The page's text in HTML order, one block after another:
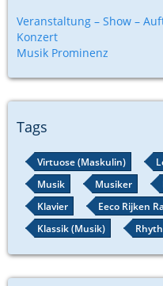
Veranstaltung – Show –
Konzert
Musik Prominenz
Tags
Virtuose (Maskulin)
Musik
Musiker
Klavier
Eeco Rijken
Klassik (Musik)